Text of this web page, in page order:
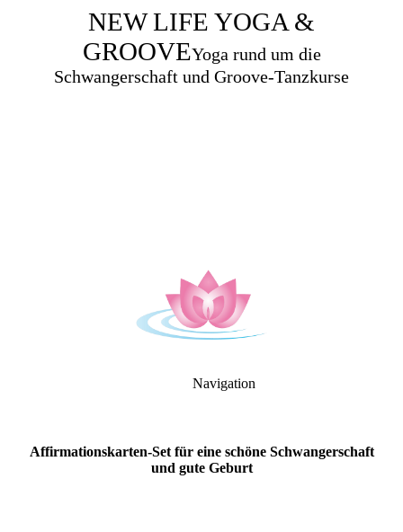
NEW LIFE YOGA &
GROOVEYoga rund um die
Schwangerschaft und Groove-Tanzkurse
Navigation
Affirmationskarten-Set für eine schöne Schwangerschaft
und gute Geburt